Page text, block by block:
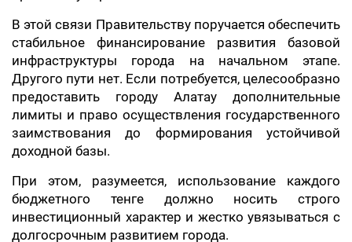
В этой связи Правительству поручается обеспечить
стабильное финансирование развития базовой
инфраструктуры города на начальном этапе.
Другого пути нет. Если потребуется, целесообразно
предоставить городу Алатау дополнительные
лимиты и право осуществления государственного
заимствования до формирования устойчивой
доходной базы.
При этом, разумеется, использование каждого
бюджетного тенге должно носить строго
инвестиционный характер и жестко увязываться с
долгосрочным развитием города.